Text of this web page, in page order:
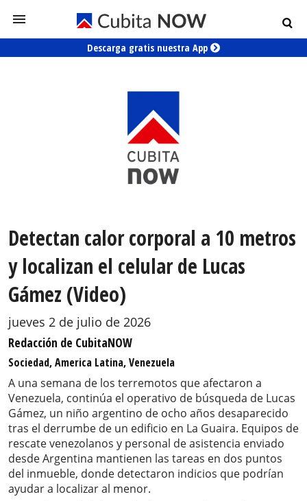
Descarga gratis nuestra App
Detectan calor corporal a 10 metros
y localizan el celular de Lucas
Gámez (Video)
jueves 2 de julio de 2026
Redacción de CubitaNOW
Sociedad, America Latina, Venezuela
A una semana de los terremotos que afectaron a
Venezuela, continúa el operativo de búsqueda de Lucas
Gámez, un niño argentino de ocho años desaparecido
tras el derrumbe de un edificio en La Guaira. Equipos de
rescate venezolanos y personal de asistencia enviado
desde Argentina mantienen las tareas en dos puntos
del inmueble, donde detectaron indicios que podrían
ayudar a localizar al menor.